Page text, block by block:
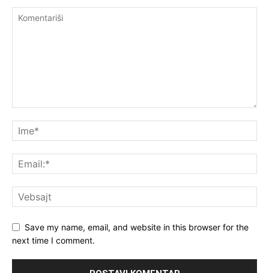
Save my name, email, and website in this browser for the
next time I comment.